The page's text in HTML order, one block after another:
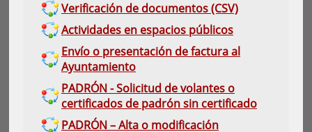
Verificación de documentos (CSV)
Actividades en espacios públicos
Envío o presentación de factura al
Ayuntamiento
PADRÓN - Solicitud de volantes o
certificados de padrón sin certificado
PADRÓN – Alta o modificación